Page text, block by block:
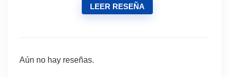
LEER RESEÑA
Aún no hay reseñas.